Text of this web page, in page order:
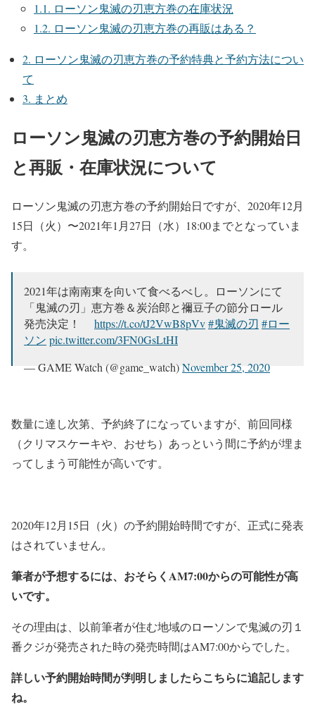
1.1. ローソン鬼滅の刃恵方巻の在庫状況
1.2. ローソン鬼滅の刃恵方巻の再販はある？
2. ローソン鬼滅の刃恵方巻の予約特典と予約方法につい
て
3. まとめ
ローソン鬼滅の刃恵方巻の予約開始日
と再販・在庫状況について
ローソン鬼滅の刃恵方巻の予約開始日ですが、2020年12月
15日（火）〜2021年1月27日（水）18:00までとなっていま
す。
2021年は南南東を向いて食べるべし。ローソンにて
「鬼滅の刃」恵方巻＆炭治郎と禰豆子の節分ロール
発売決定！ https://t.co/tJ2VwB8pVv#鬼滅の刃 #ロー
ソン pic.twitter.com/3FN0GsLtHI
— GAME Watch (@game_watch)November 25, 2020
数量に達し次第、予約終了になっていますが、前回同様
（クリマスケーキや、おせち）あっという間に予約が埋ま
ってしまう可能性が高いです。
2020年12月15日（火）の予約開始時間ですが、正式に発表
はされていません。
筆者が予想するには、おそらくAM7:00からの可能性が高
いです。
その理由は、以前筆者が住む地域のローソンで鬼滅の刃１
番クジが発売された時の発売時間はAM7:00からでした。
詳しい予約開始時間が判明しましたらこちらに追記します
ね。